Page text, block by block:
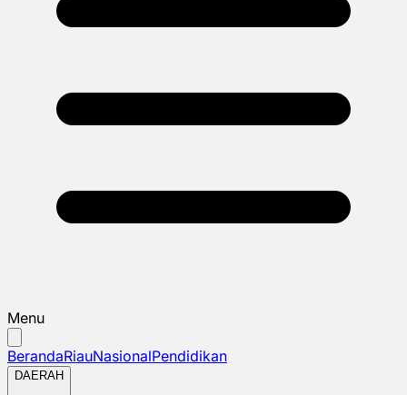
Menu
BerandaRiauNasionalPendidikan
DAERAH